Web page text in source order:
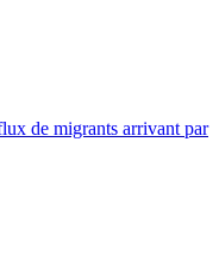
de migrants arrivant par